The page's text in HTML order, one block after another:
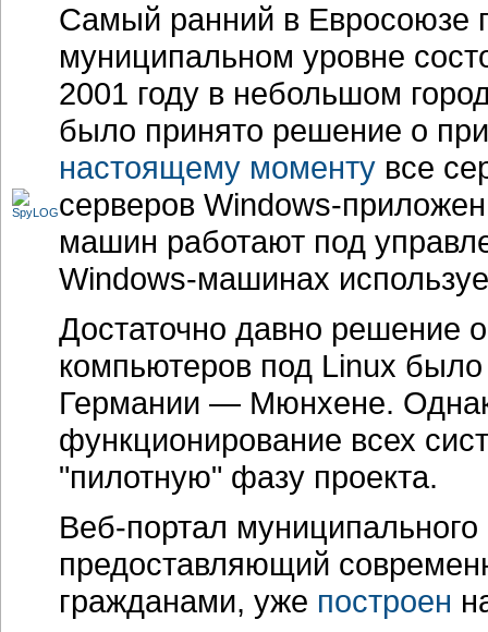
Самый ранний в Евросоюзе
муниципальном уровне
2001 году в небольшом
было принято решение о
настоящему моменту все
серверов Windows-
машин работают под
Windows-машинах
Достаточно давно решение
компьютеров под Linux
Германии — Мюнхене.
функционирование всех
"пилотную" фазу проекта.
Веб-портал
предоставляющий
гражданами, уже построен